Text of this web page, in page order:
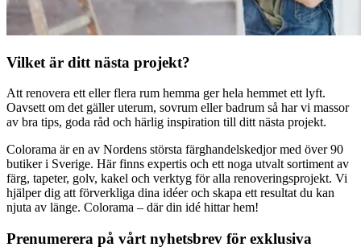
Vilket är ditt nästa projekt?
Att renovera ett eller flera rum hemma ger hela hemmet ett lyft.
Oavsett om det gäller uterum, sovrum eller badrum så har vi massor
av bra tips, goda råd och härlig inspiration till ditt nästa projekt.
Colorama är en av Nordens största färghandelskedjor med över 90
butiker i Sverige. Här finns expertis och ett noga utvalt sortiment av
färg, tapeter, golv, kakel och verktyg för alla renoveringsprojekt. Vi
hjälper dig att förverkliga dina idéer och skapa ett resultat du kan
njuta av länge. Colorama – där din idé hittar hem!
Prenumerera på vårt nyhetsbrev för exklusiva